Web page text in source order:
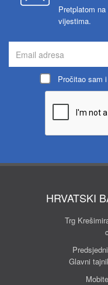
Pretplatom
vijestima.
Pročitao sam
HRVATSKI
Trg
Glavni